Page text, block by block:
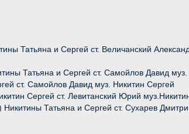
Татьяна и Сергей ст. Величанский
Татьяна и Сергей ст. Самойлов Давид
ст. Самойлов Давид муз. Никитин Сергей
Сергей ст. Левитанский Юрий
Татьяна и Сергей ст. Сухарев